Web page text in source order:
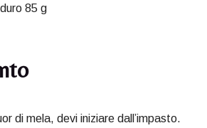
85 g
di mela, devi iniziare dall’impasto.